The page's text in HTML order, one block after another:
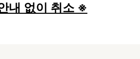
내 없이 취소 ※